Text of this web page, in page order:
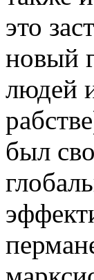
это
новый
людей
был